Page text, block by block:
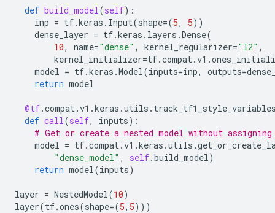
def build_model(self):
inp = tf.keras . Input(shape=(5, 5))
dense_layer = tf.keras . layers .Dense(
10, name="dense" , kernel_regularizer="l2" ,
kernel_initializer=tf.compat.v1 .
model = tf.keras .Model(inputs=inp, outputs=
return model
@tf.compat.v1 .keras .utils .
def call(self, inputs):
# Get or create a nested model without
model = tf.compat.v1 .keras .utils .
"dense_model" , self.build_model)
return model(inputs)
layer = NestedModel(10)
layer(tf.ones(shape=(5, 5)))